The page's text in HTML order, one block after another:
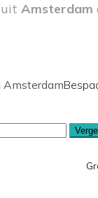
Amsterdam
Amsterdam